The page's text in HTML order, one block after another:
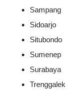
Sampang
Sidoarjo
Situbondo
Sumenep
Surabaya
Trenggalek